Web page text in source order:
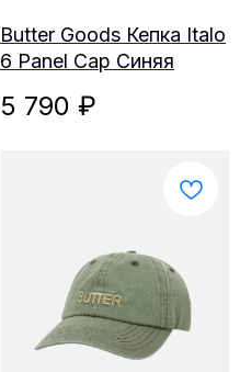
Butter Goods Кепка Italo
6 Panel Cap Синяя
5 790 ₽